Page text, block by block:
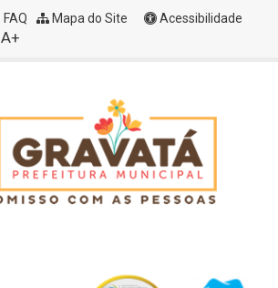
FAQ Mapa do Site
Acessibilidade
A+